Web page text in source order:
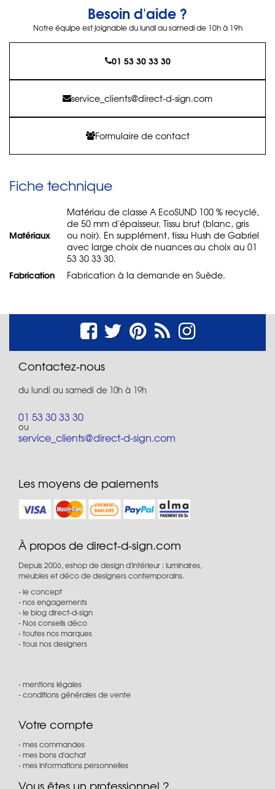
Besoin d'aide ?
Notre équipe est joignable du lundi au samedi de 10h à 19h
01 53 30 33 30
service_clients@direct-d-sign.com
Formulaire de contact
Fiche technique
Matériaux
Matériau de classe A EcoSUND 100 % recyclé,
de 50 mm d'épaisseur. Tissu brut (blanc, gris
ou noir). En supplément, tissu Hush de Gabriel
avec large choix de nuances au choix au 01
53 30 33 30.
Fabrication Fabrication à la demande en Suède.
Contactez-nous
du lundi au samedi de 10h à 19h
01 53 30 33 30
ou
service_clients@direct-d-sign.com
Les moyens de paiements
À propos de direct-d-sign.com
Depuis 2006, eshop de design d'intérieur : luminaires,
meubles et déco de designers contemporains.
le concept
nos engagements
le blog direct-d-sign
Nos conseils déco
toutes nos marques
tous nos designers
mentions légales
conditions générales de vente
Votre compte
mes commandes
mes bons d'achat
mes informations personnelles
Vous êtes un professionnel ?